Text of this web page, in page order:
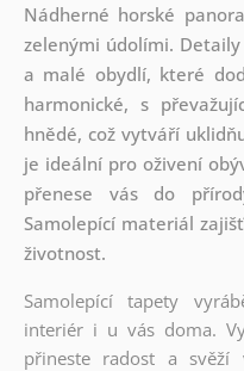
Nádherné horské
zelenými údolími.
a malé obydlí, které
harmonické, s
hnědé, což vytváří
je ideální pro oživení
přenese vás do
Samolepící materiál
životnost.
Samolepící tapety
interiér i u vás doma.
přineste radost a